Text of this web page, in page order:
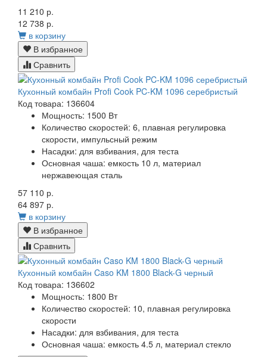
11 210 р.
12 738 р.
в корзину
В избранное
Сравнить
Кухонный комбайн Profi Cook PC-KM 1096 серебристый
Код товара: 136604
Мощность: 1500 Вт
Количество скоростей: 6, плавная регулировка
скорости, импульсный режим
Насадки: для взбивания, для теста
Основная чаша: емкость 10 л, материал
нержавеющая сталь
57 110 р.
64 897 р.
в корзину
В избранное
Сравнить
Кухонный комбайн Caso KM 1800 Black-G черный
Код товара: 136602
Мощность: 1800 Вт
Количество скоростей: 10, плавная регулировка
скорости
Насадки: для взбивания, для теста
Основная чаша: емкость 4.5 л, материал стекло